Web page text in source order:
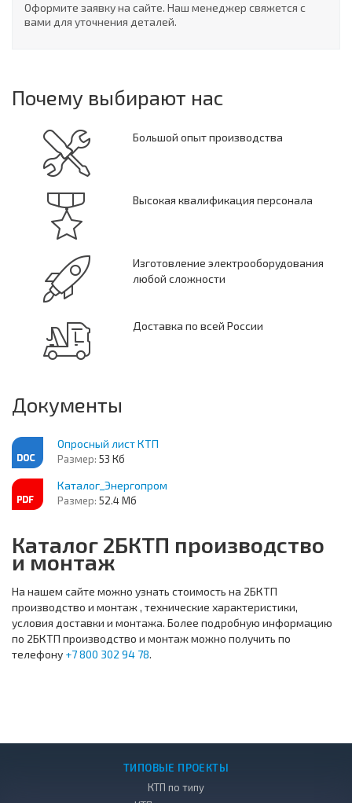
Оформите заявку на сайте. Наш менеджер свяжется с
вами для уточнения деталей.
Почему выбирают нас
Большой опыт производства
Высокая квалификация персонала
Изготовление электрооборудования
любой сложности
Доставка по всей России
Документы
Опросный лист КТП
Размер: 53 Кб
Каталог_Энергопром
Размер: 52.4 Мб
Каталог 2БКТП производство
и монтаж
На нашем сайте можно узнать стоимость на 2БКТП
производство и монтаж , технические характеристики,
условия доставки и монтажа. Более подробную информацию
по 2БКТП производство и монтаж можно получить по
телефону +7 800 302 94 78.
ТИПОВЫЕ ПРОЕКТЫ
КТП по типу